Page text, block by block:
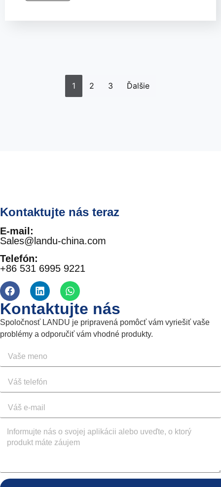
1 2 3 Ďalšie
Kontaktujte nás teraz
E-mail:
Sales@landu-china.com
Telefón:
+86 531 6995 9221
Kontaktujte nás
Spoločnosť LANDU je pripravená pomôcť vám vyriešiť vaše
problémy a odporučiť vám vhodné produkty.